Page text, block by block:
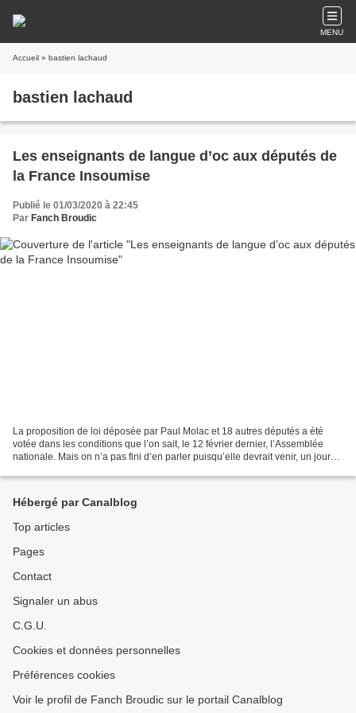
MENU
Accueil » bastien lachaud
bastien lachaud
Les enseignants de langue d’oc aux députés de
la France Insoumise
Publié le 01/03/2020 à 22:45
Par Fanch Broudic
La proposition de loi déposée par Paul Molac et 18 autres députés a été
votée dans les conditions que l’on sait, le 12 février dernier, l’Assemblée
nationale. Mais on n’a pas fini d’en parler puisqu’elle devrait venir, un jour
Hébergé par Canalblog
Top articles
Pages
Contact
Signaler un abus
C.G.U.
Cookies et données personnelles
Préférences cookies
Voir le profil de Fanch Broudic sur le portail Canalblog